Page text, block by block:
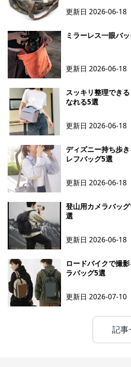
更新日2026-06-18
ミラーレス一眼バ
更新日2026-06-18
スッキリ整理でき
なれる5選
更新日2026-06-18
ディズニー持ち歩
レフバッグ5選
更新日2026-06-18
登山用カメラバッ
選
更新日2026-06-18
ロードバイクで撮
ラバッグ5選
更新日2026-07-10
記事